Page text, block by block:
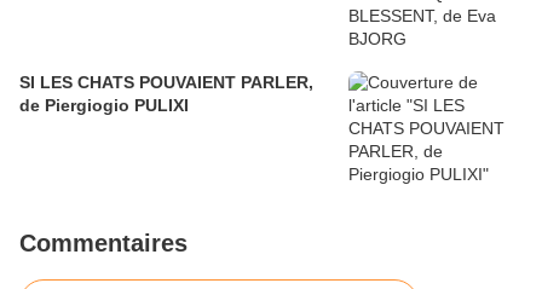
SI LES CHATS POUVAIENT PARLER,
de Piergiogio PULIXI
Commentaires